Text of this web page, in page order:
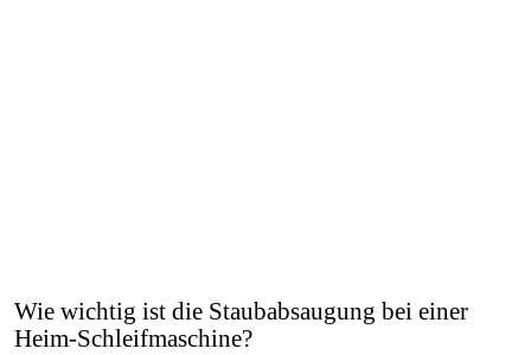
Wie wichtig ist die Staubabsaugung bei einer
Heim-Schleifmaschine?